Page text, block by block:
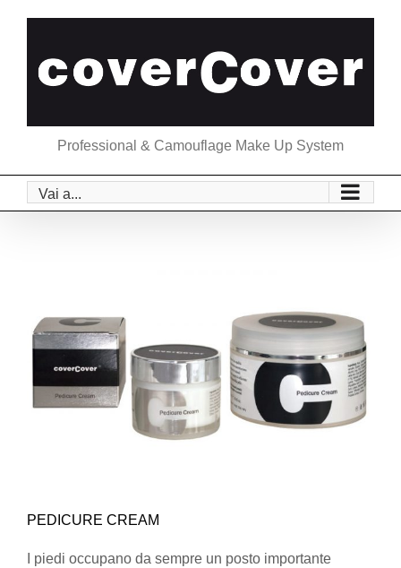
Professional & Camouflage Make Up System
Vai a...
PEDICURE CREAM
I piedi occupano da sempre un posto importante